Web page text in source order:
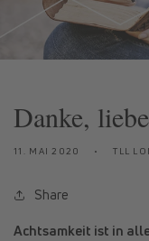
Danke,
11. MAI 2020 TLL
Share
Achtsamkeit ist in